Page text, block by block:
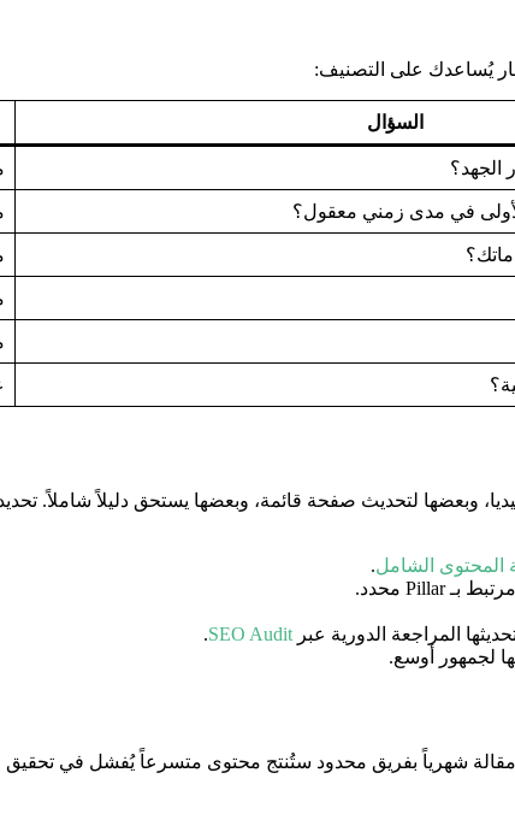
يُساعدك على التصنيف:
السؤال
الجهد؟
في مدى زمني معقول؟
وبعضها لتحديث صفحة قائمة، وبعضها يستحق دليلاً شاملاً.
المحتوى الشامل.
مرتبط بـ Pillar محدد.
المراجعة الدورية عبر SEO Audit
.
لجمهور أوسع.